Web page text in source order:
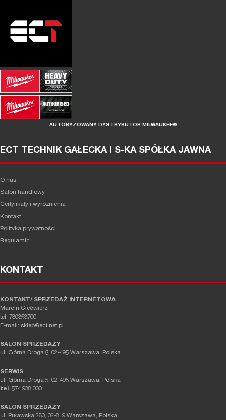
AUTORYZOWANY DYSTRYBUTOR MILWAUKEE®
ECT TECHNIK GAŁECKA I S-KA SPÓŁKA JAWNA
O nas
Salon handlowy
Certyfikaty i wyróżnienia
Kontakt
Polityka prywatności
Regulamin
KONTAKT
KONTAKT/ SPRZEDAŻ INTERNETOWA
Marcin Ciećwierz
tel. 730353700
E-mail: sklep@ect.net.pl
SALON SPRZEDAŻY
ul. Górna Droga 5, 02-495 Warszawa, Polska
SERWIS
ul. Górna Droga 5, 02-495 Warszawa, Polska
tel. 574 938 000
SALON SPRZEDAŻY
ul. Puławska 280, 02-819 Warszawa, Polska